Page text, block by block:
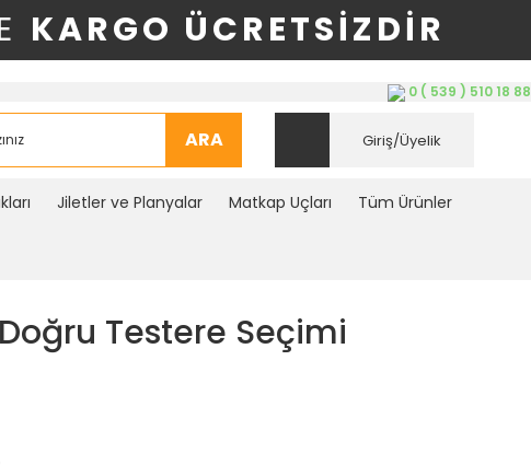
KARGO ÜCRETSİZDİR
0 ( 539 ) 510 18 88
ARA Giriş/Üyelik
Jiletler ve Planyalar Matkap Uçları Tüm Ürünler
Testere Seçimi